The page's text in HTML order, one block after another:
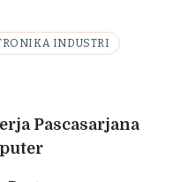
INDUSTRI
Pascasarjana